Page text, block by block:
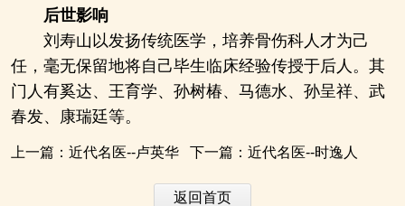
后世影响
刘寿山以发扬传统医学，培养骨伤科人才为己
任，毫无保留地将自己毕生临床经验传授于后人。其
门人有奚达、王育学、孙树椿、马德水、孙呈祥、武
春发、康瑞廷等。
上一篇： 近代名医--卢英华 下一篇： 近代名医--时逸人
返回首页